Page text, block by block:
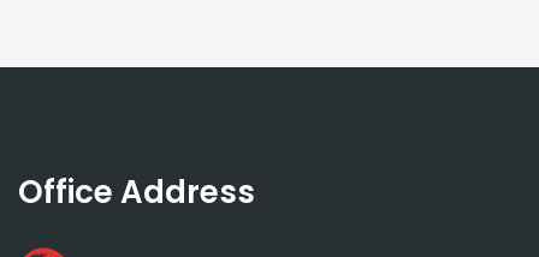
Office Address